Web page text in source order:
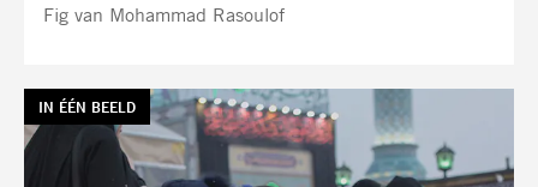
Fig van Mohammad Rasoulof
TAG:
IN ÉÉN BEELD